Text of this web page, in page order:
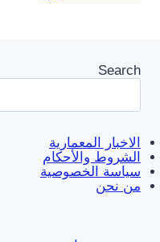
Search
الاخبار المعمارية
الشروط والأحكام
سياسة الخصوصية
من نحن